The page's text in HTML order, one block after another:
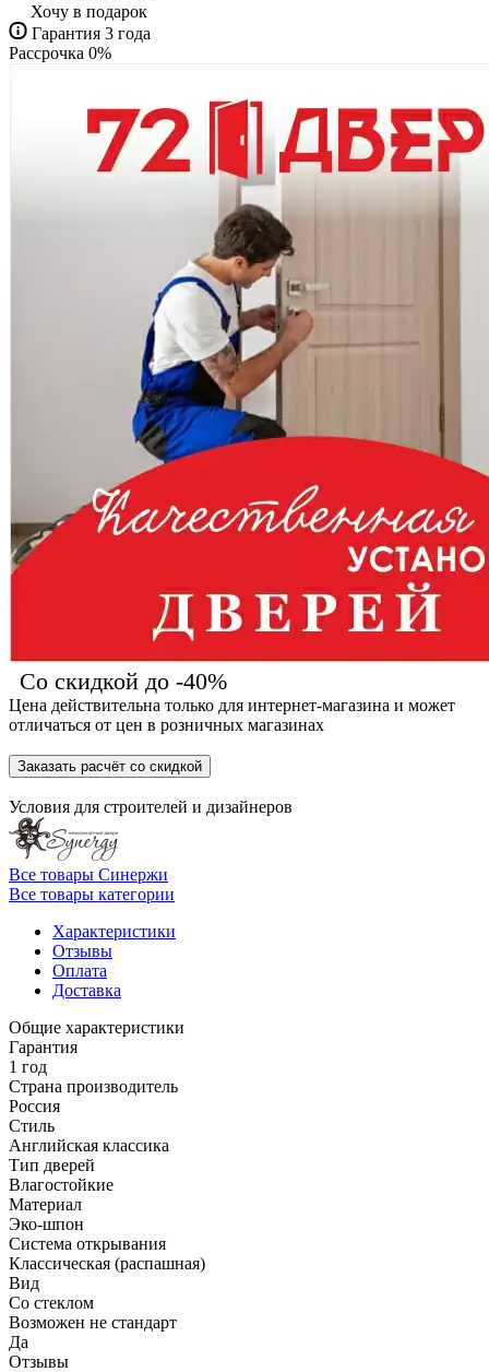
Хочу в подарок
Гарантия 3 года
Рассрочка 0%
Со скидкой до -40%
Цена действительна только для интернет-магазина и может
отличаться от цен в розничных магазинах
Заказать расчёт со скидкой
Условия для строителей и дизайнеров
Все товары Синержи
Все товары категории
Характеристики
Отзывы
Оплата
Доставка
Общие характеристики
Гарантия
1 год
Страна производитель
Россия
Стиль
Английская классика
Тип дверей
Влагостойкие
Материал
Эко-шпон
Система открывания
Классическая (распашная)
Вид
Со стеклом
Возможен не стандарт
Да
Отзывы